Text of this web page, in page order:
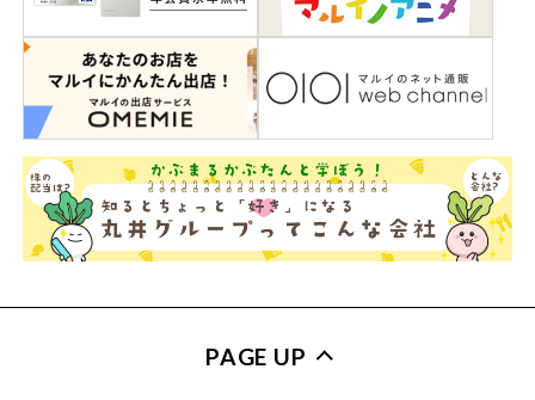
PAGE UP